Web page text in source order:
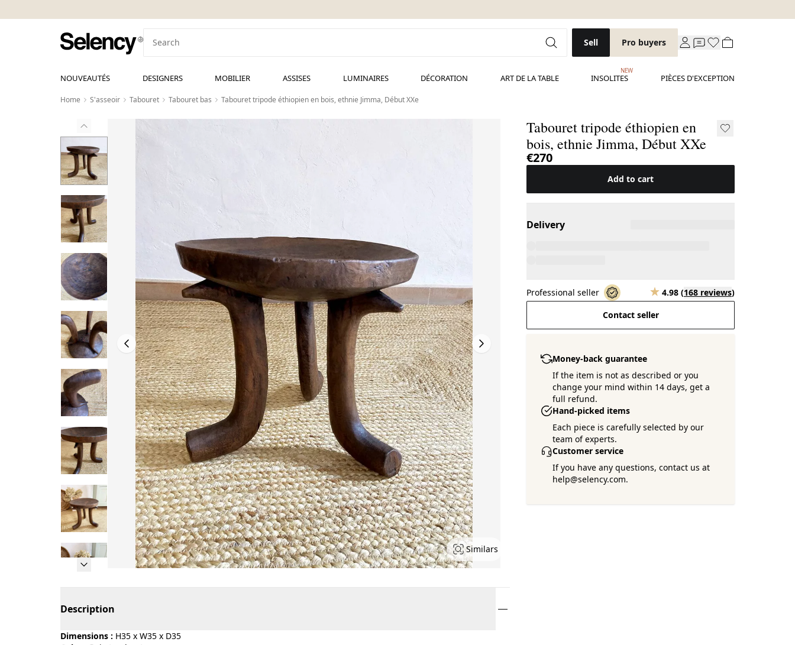
Sell Pro buyers
NOUVEAUTÉS DESIGNERS MOBILIER ASSISES LUMINAIRES DÉCORATION ART DE LA TABLE INSOLITES
NEW
PIÈCES D'EXCEPTION
Home S'asseoir Tabouret Tabouret bas Tabouret tripode éthiopien en bois, ethnie Jimma, Début XXe
Similars
Tabouret tripode éthiopien en
bois, ethnie Jimma, Début XXe
€270
Add to cart
Delivery
Professional seller 4.98 (168 reviews)
Contact seller
Money-back guarantee
If the item is not as described or you
change your mind within 14 days, get a
full refund.
Hand-picked items
Each piece is carefully selected by our
team of experts.
Customer service
If you have any questions, contact us at
help@selency.com.
Description
Dimensions : H35 x W35 x D35